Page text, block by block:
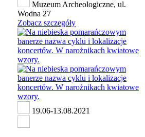
Muzeum Archeologiczne, ul.
Wodna 27
Zobacz szczegóły
19.06-13.08.2021